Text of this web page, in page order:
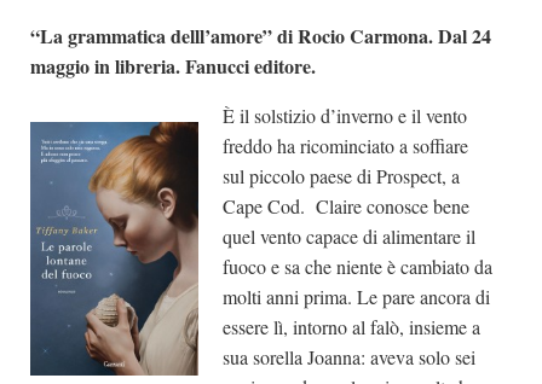
“La grammatica delll’amore” di Rocio Carmona. Dal 24
maggio in libreria. Fanucci editore.
È il solstizio d’inverno e il vento
freddo ha ricominciato a soffiare
sul piccolo paese di Prospect, a
Cape Cod. Claire conosce bene
quel vento capace di alimentare il
fuoco e sa che niente è cambiato da
molti anni prima. Le pare ancora di
essere lì, intorno al falò, insieme a
sua sorella Joanna: aveva solo sei